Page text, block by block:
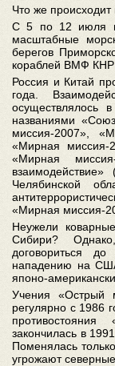
Что же происходит
С 5 по 12 июля
масштабные
берегов
кораблей ВМФ КНР
Россия и Китай
года.
осуществлялось
названиями
миссия-2007»,
«Мирная миссия-
«Мирная
Челябинской
«Мирная миссия-
Неужели
Сибири?
договориться
нападению на
японо-
Учения «Острый
регулярно с 1986
противостояния
закончилась в
Поменялась
угрожают